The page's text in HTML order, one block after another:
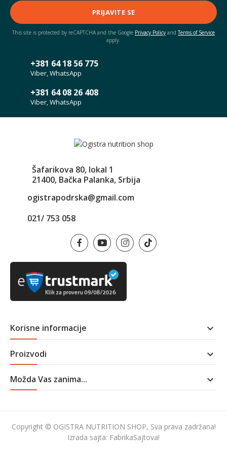
PRIJAVITE SE
This site is protected by reCAPTCHA and the Google Privacy Policy andTerms of Service
apply.
+381 64 18 56 775
Viber, WhatsApp
+381 64 08 26 408
Viber, WhatsApp
Šafarikova 80, lokal 1
21400, Bačka Palanka, Srbija
ogistrapodrska@gmail.com
021/ 753 058
Korisne informacije 
Proizvodi 
Možda Vas zanima... 
Copyright © OGISTRA NUTRITION SHOP, Sva prava zadržana!
Izrada sajta: FabrikaSajtova!